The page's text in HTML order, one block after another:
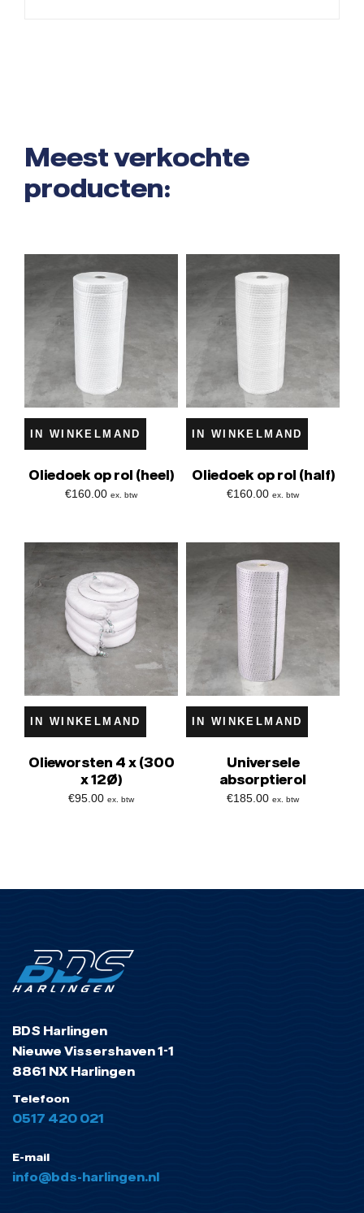
Meest verkochte
producten:
IN WINKELMAND
Oliedoek op rol (heel)
€160.00 ex. btw
IN WINKELMAND
Oliedoek op rol (half)
€160.00 ex. btw
IN WINKELMAND
Olieworsten 4 x (300
x 12Ø)
€95.00 ex. btw
IN WINKELMAND
Universele
absorptierol
€185.00 ex. btw
BDS Harlingen
Nieuwe Vissershaven 1-1
8861 NX Harlingen
Telefoon
0517 420 021
E-mail
info@bds-harlingen.nl